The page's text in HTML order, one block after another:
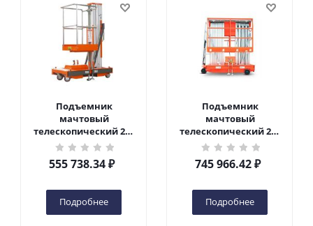
Подъемник
мачтовый
телескопический 200
кг 6 м TOR GTWY6-200S
DC 2-мачтовый
(автономный) (G) в
555 738.34₽
Подробнее
Подъемник
мачтовый
телескопический 200
кг 10 м TOR GTWY10-
200S DC 2-мачтовый
(автономный) (N) в
745 966.42₽
Подробнее